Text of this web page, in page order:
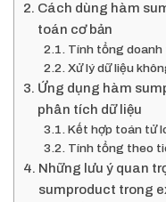
Cách dùng hàm
toán cơ bản
Tính tổng doanh
Xử lý dữ liệu
Ứng dụng hàm
phân tích dữ liệu
Kết hợp toán tử
Tính tổng theo
Những lưu ý quan
sumproduct trong